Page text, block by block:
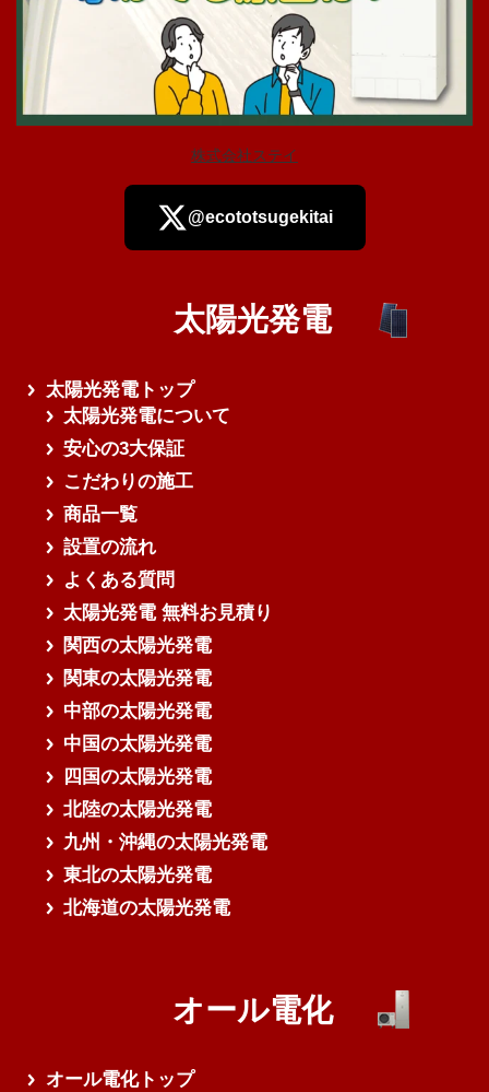
さらに読み込む
株式会社ステイ
@ecototsugekitai
太陽光発電
太陽光発電トップ
太陽光発電について
安心の3大保証
こだわりの施工
商品一覧
設置の流れ
よくある質問
太陽光発電 無料お見積り
関西の太陽光発電
関東の太陽光発電
中部の太陽光発電
中国の太陽光発電
四国の太陽光発電
北陸の太陽光発電
九州・沖縄の太陽光発電
東北の太陽光発電
北海道の太陽光発電
オール電化
オール電化トップ